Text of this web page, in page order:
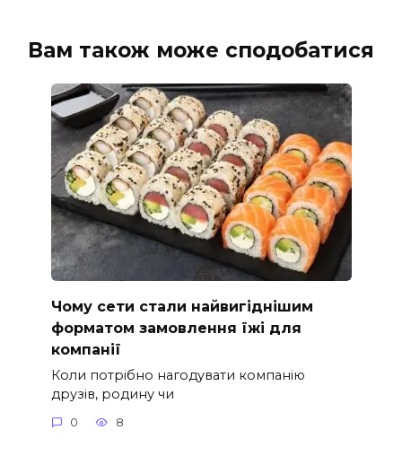
Вам також може сподобатися
Чому сети стали найвигіднішим
форматом замовлення їжі для
компанії
Коли потрібно нагодувати компанію
друзів, родину чи
0 8